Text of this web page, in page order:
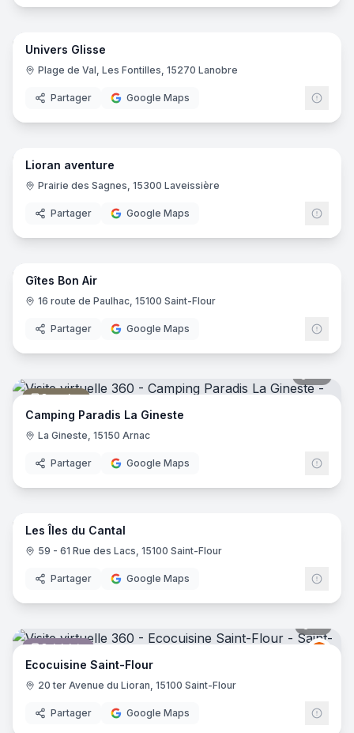
Location de bateaux
Univers Glisse
Plage de Val, Les Fontilles, 15270 Lanobre
Partager Google Maps
Activité sportive
18
Lioran aventure
Prairie des Sagnes, 15300 Laveissière
Partager Google Maps
Gîte
31
Gîtes Bon Air
16 route de Paulhac, 15100 Saint-Flour
Partager Google Maps
Camping
Camping Paradis La Gineste
La Gineste, 15150 Arnac
Partager Google Maps
Crêperie
10
Les Îles du Cantal
59 - 61 Rue des Lacs, 15100 Saint-Flour
Partager Google Maps
Cuisiniste
Ecocuisine Saint-Flour
20 ter Avenue du Lioran, 15100 Saint-Flour
Partager Google Maps
24